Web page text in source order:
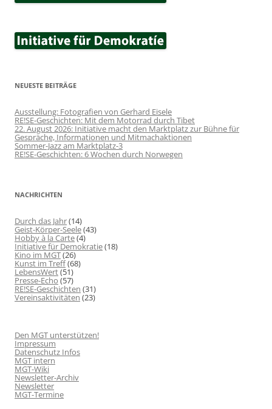
NEUESTE BEITRÄGE
Ausstellung: Fotografien von Gerhard Eisele
RE!SE-Geschichten: Mit dem Motorrad durch Tibet
22. August 2026: Initiative macht den Marktplatz zur Bühne für
Gespräche, Informationen und Mitmachaktionen
Sommer-Jazz am Marktplatz-3
RE!SE-Geschichten: 6 Wochen durch Norwegen
NACHRICHTEN
Durch das Jahr(14)
Geist-Körper-Seele(43)
Hobby à la Carte(4)
Initiative für Demokratie(18)
Kino im MGT(26)
Kunst im Treff(68)
LebensWert(51)
Presse-Echo (57)
RE!SE-Geschichten (31)
Vereinsaktivitäten (23)
Den MGT unterstützen!
Impressum
Datenschutz Infos
MGT intern
MGT-Wiki
Newsletter-Archiv
Newsletter
MGT-Termine